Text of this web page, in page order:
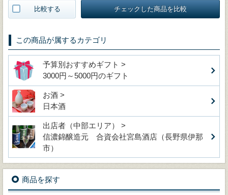
比較する チェックした商品を比較
この商品が属するカテゴリ
予算別おすすめギフト >
3000円～5000円のギフト
お酒 >
日本酒
出店者（中部エリア） >
信濃錦醸造元 合資会社宮島酒店（長野県伊那
市）
商品を探す